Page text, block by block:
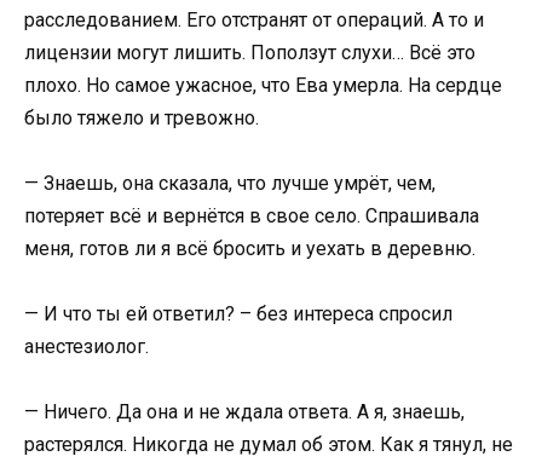
расследованием. Его отстранят от операций. А то и
лицензии могут лишить. Поползут слухи… Всё это
плохо. Но самое ужасное, что Ева умерла. На сердце
было тяжело и тревожно.
— Знаешь, она сказала, что лучше умрёт, чем,
потеряет всё и вернётся в свое село. Спрашивала
меня, готов ли я всё бросить и уехать в деревню.
— И что ты ей ответил? – без интереса спросил
анестезиолог.
— Ничего. Да она и не ждала ответа. А я, знаешь,
растерялся. Никогда не думал об этом. Как я тянул, не